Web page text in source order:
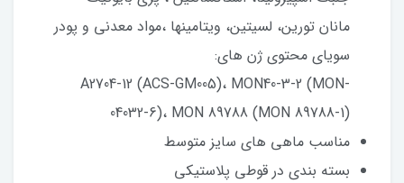
مانان تورین، لسیتین، ویتامینها ،مواد معدنی و پودر
سویای محتوی ژن های:
A2704-12 (ACS-GM005)، MON40-3-2 (MON-
04032-6)، MON 89788 (MON 89788-1)
مناسب ماهی های سایز متوسط
بسته بندی در قوطی پلاستیکی